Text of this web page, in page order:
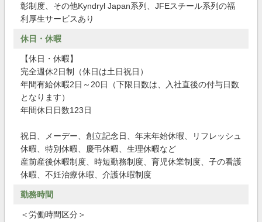
彰制度、その他Kyndryl Japan系列、JFEスチール系列の福
利厚生サービスあり
休日・休暇
【休日・休暇】
完全週休2日制（休日は土日祝日）
年間有給休暇2日～20日（下限日数は、入社直後の付与日数
となります）
年間休日日数123日
祝日、メーデー、創立記念日、年末年始休暇、リフレッシュ
休暇、特別休暇、慶弔休暇、生理休暇など
産前産後休暇制度、時短勤務制度、育児休業制度、子の看護
休暇、不妊治療休暇、介護休暇制度
勤務時間
＜労働時間区分＞